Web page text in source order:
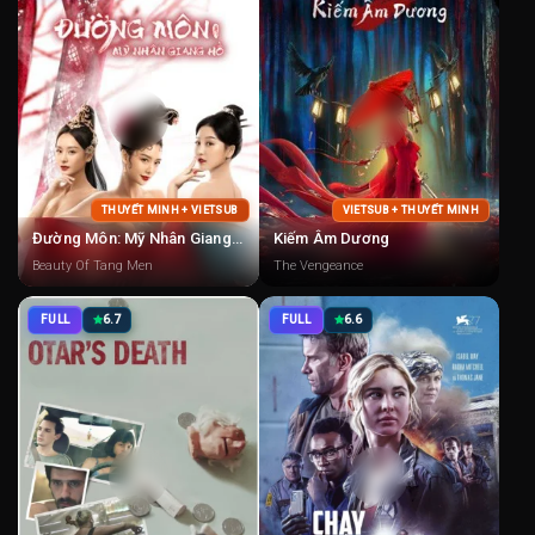
THUYẾT MINH + VIETSUB
Đường Môn: Mỹ Nhân Giang Hồ
Beauty Of Tang Men
VIETSUB + THUYẾT MINH
Kiếm Âm Dương
The Vengeance
FULL 6.7 FULL 6.6